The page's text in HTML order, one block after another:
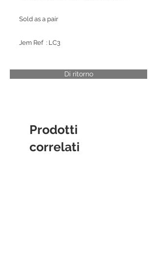
Sold as a pair
Jem Ref : LC3
Di ritorno
Prodotti
correlati